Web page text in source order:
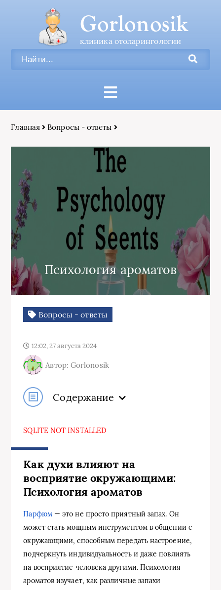
Gorlonosik
клиника отоларингологии
Главная Вопросы - ответы
Психология ароматов
Вопросы - ответы
12:02, 27 августа 2024
Автор: Gorlonosik
Содержание
SQLITE NOT INSTALLED
Как духи влияют на
восприятие окружающими:
Психология ароматов
Парфюм— это не просто приятный запах. Он
может стать мощным инструментом в общении с
окружающими, способным передать настроение,
подчеркнуть индивидуальность и даже повлиять
на восприятие человека другими. Психология
ароматов изучает, как различные запахи